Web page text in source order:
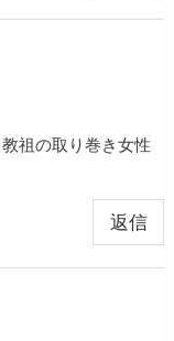
祖の取り巻き女性
返信